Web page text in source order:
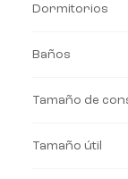
Dormitorios
Baños
Tamaño de
Tamaño útil